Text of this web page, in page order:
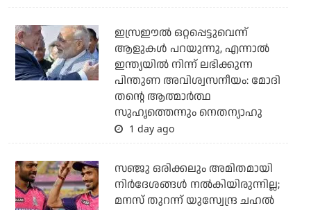
ഇസ്രഈല്‍ ഒറ്റപ്പെട്ടുവെന്ന്
ആളുകള്‍ പറയുന്നു, എന്നാല്‍
ഇന്ത്യയില്‍ നിന്ന് ലഭിക്കുന്ന
പിന്തുണ അവിശ്വസനീയം: മോദി
തന്റെ ആത്മാര്‍ത്ഥ
സുഹൃത്തെന്നും നെതന്യാഹു
1 day ago
സഞ്ജു ഒരിക്കലും അമിതമായി
നിര്‍ദേശങ്ങള്‍ നല്‍കിയിരുന്നില്ല;
മനസ് തുറന്ന് യുസ്വേന്ദ്ര ചഹല്‍